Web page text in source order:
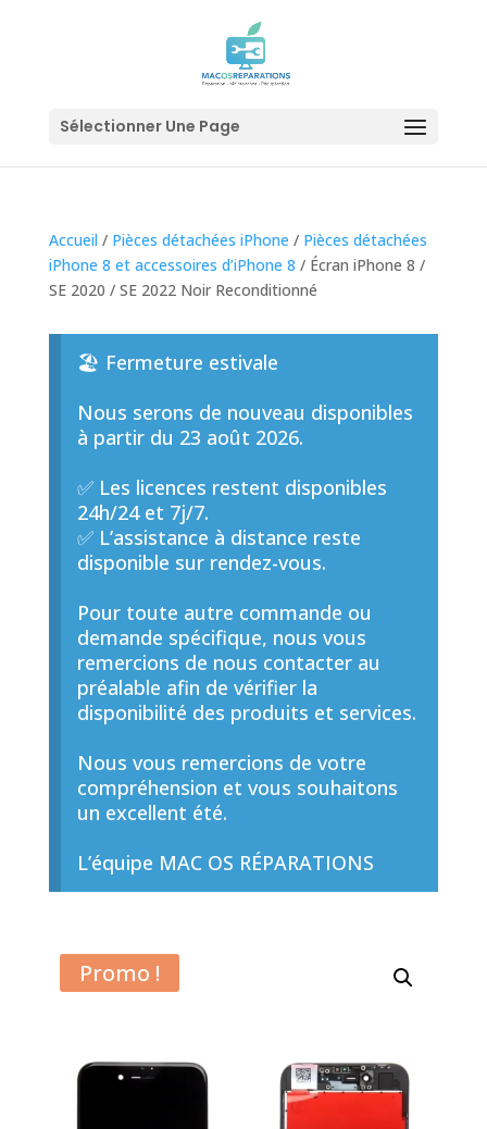
Sélectionner Une Page
Accueil / Pièces détachées iPhone / Pièces détachées
iPhone 8 et accessoires d’iPhone 8 / Écran iPhone 8 /
SE 2020 / SE 2022 Noir Reconditionné
🏖️ Fermeture estivale
Nous serons de nouveau disponibles
à partir du 23 août 2026.
✅ Les licences restent disponibles
24h/24 et 7j/7.
✅ L’assistance à distance reste
disponible sur rendez-vous.
Pour toute autre commande ou
demande spécifique, nous vous
remercions de nous contacter au
préalable afin de vérifier la
disponibilité des produits et services.
Nous vous remercions de votre
compréhension et vous souhaitons
un excellent été.
L’équipe MAC OS RÉPARATIONS
Promo !